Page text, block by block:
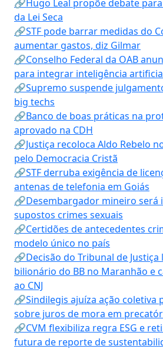
🔗Hugo Leal propõe debate
da Lei Seca
🔗STF pode barrar medidas do
aumentar gastos, diz Gilmar
🔗Conselho Federal da OAB
para integrar inteligência
🔗Supremo suspende
big techs
🔗Banco de boas práticas na
aprovado na CDH
🔗Justiça recoloca Aldo Rebelo
pelo Democracia Cristã
🔗STF derruba exigência de
antenas de telefonia em Goiás
🔗Desembargador mineiro será
supostos crimes sexuais
🔗Certidões de antecedentes
modelo único no país
🔗Decisão do Tribunal de
bilionário do BB no Maranhão e
ao CNJ
🔗Sindilegis ajuíza ação coletiva
sobre juros de mora em
🔗CVM flexibiliza regra ESG e
futura de reporte de